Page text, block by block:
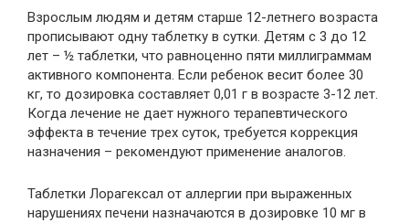
Взрослым людям и детям старше 12-летнего возраста
прописывают одну таблетку в сутки. Детям с 3 до 12
лет – ½ таблетки, что равноценно пяти миллиграммам
активного компонента. Если ребенок весит более 30
кг, то дозировка составляет 0,01 г в возрасте 3-12 лет.
Когда лечение не дает нужного терапевтического
эффекта в течение трех суток, требуется коррекция
назначения – рекомендуют применение аналогов.
Таблетки Лорагексал от аллергии при выраженных
нарушениях печени назначаются в дозировке 10 мг в